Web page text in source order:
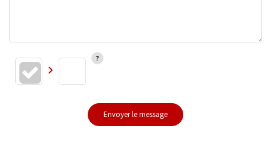
Envoyer le message